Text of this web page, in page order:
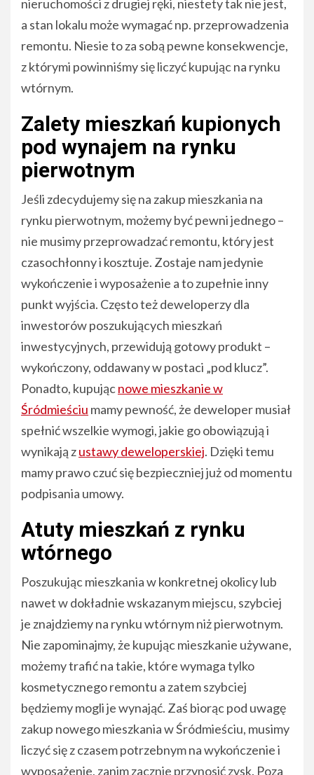
nieruchomości z drugiej ręki, niestety tak nie jest,
a stan lokalu może wymagać np. przeprowadzenia
remontu. Niesie to za sobą pewne konsekwencje,
z którymi powinniśmy się liczyć kupując na rynku
wtórnym.
Zalety mieszkań kupionych
pod wynajem na rynku
pierwotnym
Jeśli zdecydujemy się na zakup mieszkania na
rynku pierwotnym, możemy być pewni jednego –
nie musimy przeprowadzać remontu, który jest
czasochłonny i kosztuje. Zostaje nam jedynie
wykończenie i wyposażenie a to zupełnie inny
punkt wyjścia. Często też deweloperzy dla
inwestorów poszukujących mieszkań
inwestycyjnych, przewidują gotowy produkt –
wykończony, oddawany w postaci „pod klucz”.
Ponadto, kupującnowe mieszkanie w
Śródmieściu mamy pewność, że deweloper musiał
spełnić wszelkie wymogi, jakie go obowiązują i
wynikają zustawy deweloperskiej. Dzięki temu
mamy prawo czuć się bezpieczniej już od momentu
podpisania umowy.
Atuty mieszkań z rynku
wtórnego
Poszukując mieszkania w konkretnej okolicy lub
nawet w dokładnie wskazanym miejscu, szybciej
je znajdziemy na rynku wtórnym niż pierwotnym.
Nie zapominajmy, że kupując mieszkanie używane,
możemy trafić na takie, które wymaga tylko
kosmetycznego remontu a zatem szybciej
będziemy mogli je wynająć. Zaś biorąc pod uwagę
zakup nowego mieszkania w Śródmieściu, musimy
liczyć się z czasem potrzebnym na wykończenie i
wyposażenie, zanim zacznie przynosić zysk. Poza